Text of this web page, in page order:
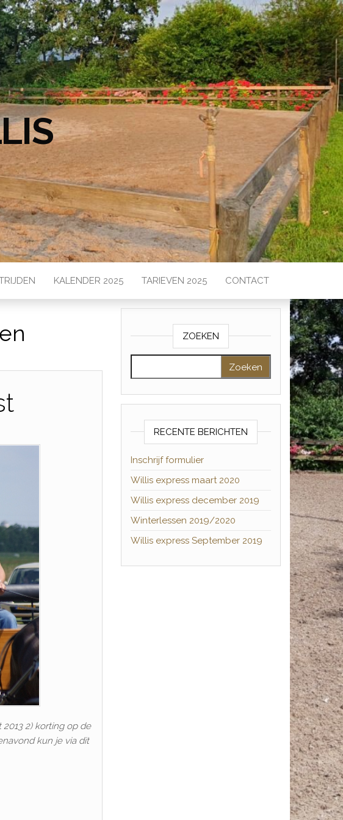
KALENDER 2025 TARIEVEN 2025 CONTACT
2) korting op de
kun je via dit
ZOEKEN
RECENTE BERICHTEN
Inschrijf formulier
Willis express maart 2020
Willis express december 2019
Winterlessen 2019/2020
Willis express September 2019